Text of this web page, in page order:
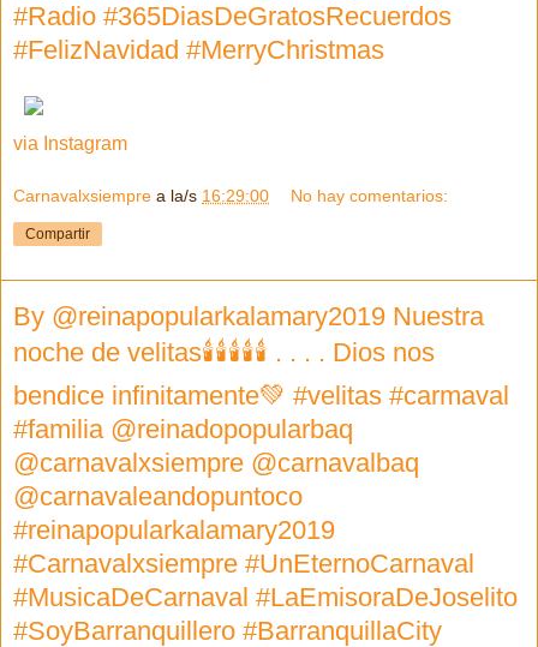
#Radio #365DiasDeGratosRecuerdos
#FelizNavidad #MerryChristmas
via Instagram
Carnavalxsiempre a la/s 16:29:00 No hay comentarios:
Compartir
By @reinapopularkalamary2019 Nuestra
noche de velitas🕯🕯🕯🕯🕯 . . . . Dios nos
bendice infinitamente💚 #velitas #carmaval
#familia @reinadopopularbaq
@carnavalxsiempre @carnavalbaq
@carnavaleandopuntoco
#reinapopularkalamary2019
#Carnavalxsiempre #UnEternoCarnaval
#MusicaDeCarnaval #LaEmisoraDeJoselito
#SoyBarranquillero #BarranquillaCity